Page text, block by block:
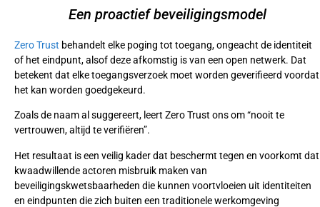
Een proactief beveiligingsmodel
Zero Trust behandelt elke poging tot toegang, ongeacht de identiteit
of het eindpunt, alsof deze afkomstig is van een open netwerk. Dat
betekent dat elke toegangsverzoek moet worden geverifieerd voordat
het kan worden goedgekeurd.
Zoals de naam al suggereert, leert Zero Trust ons om “nooit te
vertrouwen, altijd te verifiëren”.
Het resultaat is een veilig kader dat beschermt tegen en voorkomt dat
kwaadwillende actoren misbruik maken van
beveiligingskwetsbaarheden die kunnen voortvloeien uit identiteiten
en eindpunten die zich buiten een traditionele werkomgeving